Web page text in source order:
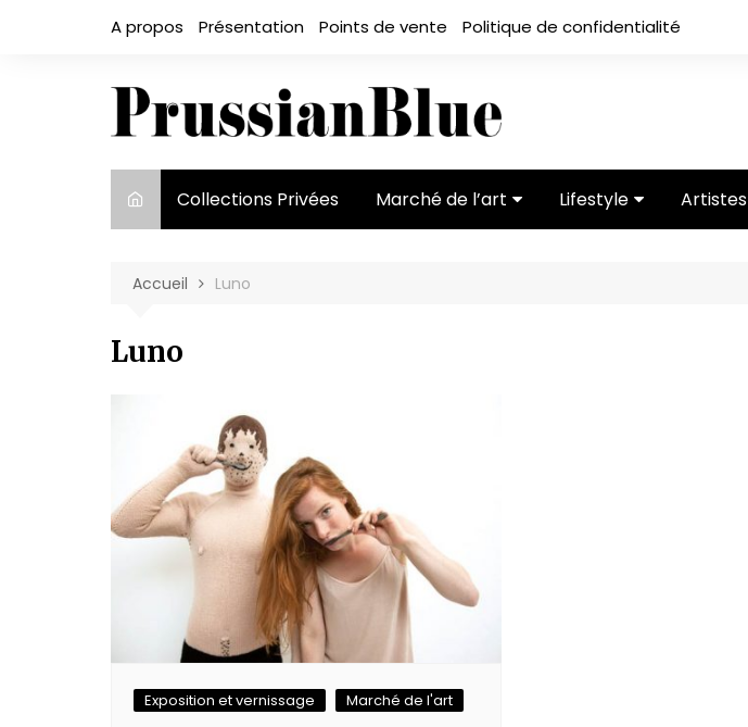
A propos Présentation Points de vente Politique de confidentialité
Collections Privées Marché de l’art Lifestyle Artistes
Accueil Luno
Luno
Exposition et vernissage Marché de l'art